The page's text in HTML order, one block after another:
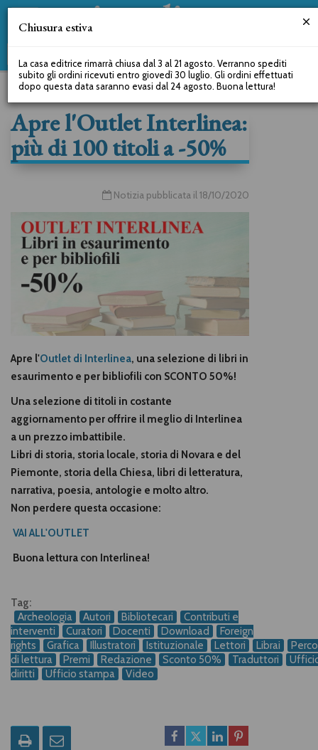
Apre l'Outlet Interlinea:
più di 100 titoli a -50%
Notizia pubblicata il 18/10/2020
Apre l'Outlet di Interlinea, una selezione di libri in
esaurimento e per bibliofili con SCONTO 50%!
Una selezione di titoli in costante
aggiornamento per offrire il meglio di Interlinea
a un prezzo imbattibile.
Libri di storia, storia locale, storia di Novara e del
Piemonte, storia della Chiesa, libri di letteratura,
narrativa, poesia, antologie e molto altro.
Non perdere questa occasione:
VAI ALL'OUTLET
Buona lettura con Interlinea!
Tag:
Archeologia
Autori Bibliotecari
Contributi e
interventi
Curatori Docenti Download
Foreign
rights
Grafica Illustratori Istituzionale Lettori Librai
di lettura
Premi Redazione Sconto 50% Traduttori
diritti
Ufficio stampa Video
Chiusura estiva
La casa editrice rimarrà chiusa dal 3 al 21 agosto. Verranno spediti
subito gli ordini ricevuti entro giovedì 30 luglio. Gli ordini effettuati
dopo questa data saranno evasi dal 24 agosto. Buona lettura!